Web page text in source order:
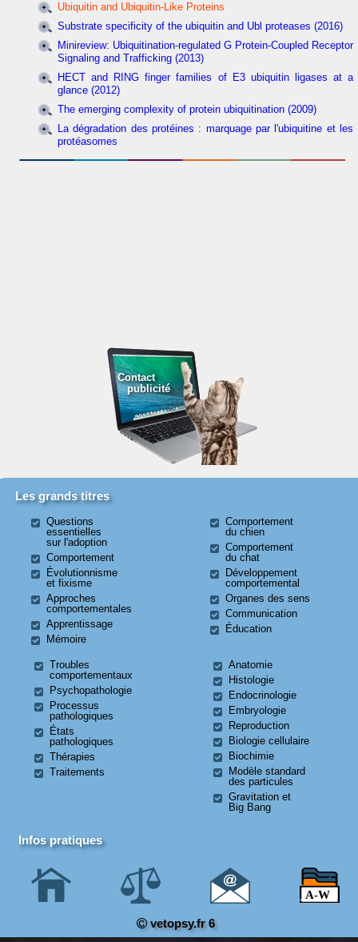
Ubiquitin and Ubiquitin-Like Proteins
Substrate specificity of the ubiquitin and Ubl proteases (2016)
Minireview: Ubiquitination-regulated G Protein-Coupled Receptor
Signaling and Trafficking (2013)
HECT and RING finger families of E3 ubiquitin ligases at a
glance (2012)
The emerging complexity of protein ubiquitination (2009)
La dégradation des protéines : marquage par l'ubiquitine et les
protéasomes
Contact
publicité
Les grands titres
Questions
essentielles
sur l'adoption
Comportement
Évolutionnisme
et fixisme
Approches
comportementales
Apprentissage
Mémoire
Comportement
du chien
Comportement
du chat
Développement
comportemental
Organes des sens
Communication
Éducation
Troubles
comportementaux
Psychopathologie
Processus
pathologiques
États
pathologiques
Thérapies
Traitements
Anatomie
Histologie
Endocrinologie
Embryologie
Reproduction
Biologie cellulaire
Biochimie
Modèle standard
des particules
Gravitation et
Big Bang
Infos pratiques
vetopsy.fr 6